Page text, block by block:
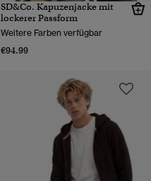
SD&Co. Kapuzenjacke mit
lockerer Passform
Weitere Farben verfügbar
€94.99